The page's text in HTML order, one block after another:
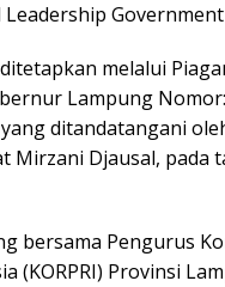
Government
melalui
Lampung
yang ditandatangani
Mirzani Djausal, pada
bersama Pengurus
(KORPRI) Provinsi